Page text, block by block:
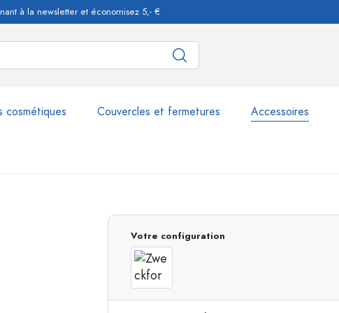
à la newsletter et économisez 5,- €
cosmétiques Couvercles et fermetures Accessoires
Bocaux
Votre configuration